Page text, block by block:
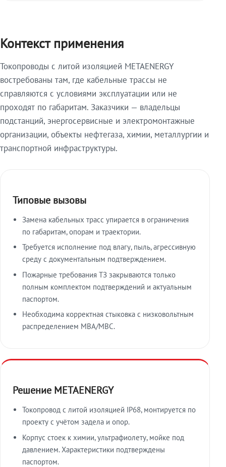
Контекст применения
Токопроводы с литой изоляцией METAENERGY
востребованы там, где кабельные трассы не
справляются с условиями эксплуатации или не
проходят по габаритам. Заказчики — владельцы
подстанций, энергосервисные и электромонтажные
организации, объекты нефтегаза, химии, металлургии и
транспортной инфраструктуры.
Типовые вызовы
Замена кабельных трасс упирается в ограничения
по габаритам, опорам и траектории.
Требуется исполнение под влагу, пыль, агрессивную
среду с документальным подтверждением.
Пожарные требования ТЗ закрываются только
полным комплектом подтверждений и актуальным
паспортом.
Необходима корректная стыковка с низковольтным
распределением МВА/МВС.
Решение METAENERGY
Токопровод с литой изоляцией IP68, монтируется по
проекту с учётом задела и опор.
Корпус стоек к химии, ультрафиолету, мойке под
давлением. Характеристики подтверждены
паспортом.